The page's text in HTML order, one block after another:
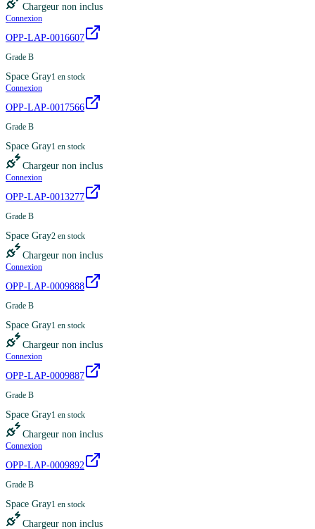
Chargeur non inclus
Connexion
OPP-LAP-0016607
Grade B
Space Gray1 en stock
Connexion
OPP-LAP-0017566
Grade B
Space Gray1 en stock
Chargeur non inclus
Connexion
OPP-LAP-0013277
Grade B
Space Gray2 en stock
Chargeur non inclus
Connexion
OPP-LAP-0009888
Grade B
Space Gray1 en stock
Chargeur non inclus
Connexion
OPP-LAP-0009887
Grade B
Space Gray1 en stock
Chargeur non inclus
Connexion
OPP-LAP-0009892
Grade B
Space Gray1 en stock
Chargeur non inclus